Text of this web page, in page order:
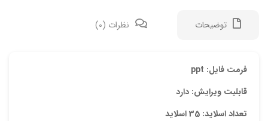
توضیحات نظرات (0)
فرمت فایل: ppt
قابلیت ویرایش: دارد
تعداد اسلاید: 35 اسلاید